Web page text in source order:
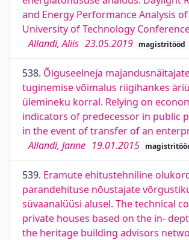
and Energy Performance Analysis
University of Technology
Allandi, Aliis 23.05.2019 magistritööd
538. Õiguseelneja
tuginemise võimalus riigihankes
ülemineku korral. Relying on
indicators of predecessor in public
in the event of transfer of an
Allandi, Janne 19.01.2015
539. Eramute ehitustehniline
pärandehituse nõustajate
süvaanalüüsi alusel. The technical
private houses based on the in-
the heritage building advisors